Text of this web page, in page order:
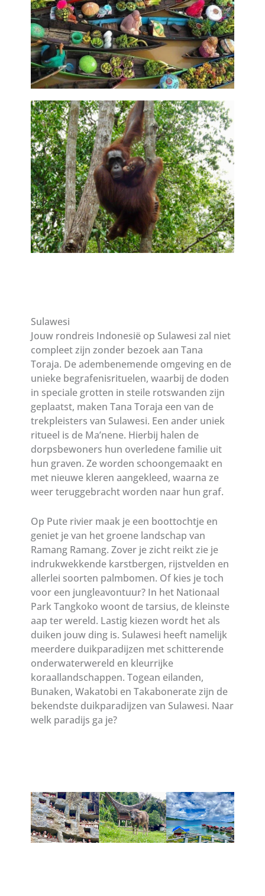
Sulawesi
Jouw rondreis Indonesië op Sulawesi zal niet
compleet zijn zonder bezoek aan Tana
Toraja. De adembenemende omgeving en de
unieke begrafenisrituelen, waarbij de doden
in speciale grotten in steile rotswanden zijn
geplaatst, maken Tana Toraja een van de
trekpleisters van Sulawesi. Een ander uniek
ritueel is de Ma’nene. Hierbij halen de
dorpsbewoners hun overledene familie uit
hun graven. Ze worden schoongemaakt en
met nieuwe kleren aangekleed, waarna ze
weer teruggebracht worden naar hun graf.
Op Pute rivier maak je een boottochtje en
geniet je van het groene landschap van
Ramang Ramang. Zover je zicht reikt zie je
indrukwekkende karstbergen, rijstvelden en
allerlei soorten palmbomen. Of kies je toch
voor een jungleavontuur? In het Nationaal
Park Tangkoko woont de tarsius, de kleinste
aap ter wereld. Lastig kiezen wordt het als
duiken jouw ding is. Sulawesi heeft namelijk
meerdere duikparadijzen met schitterende
onderwaterwereld en kleurrijke
koraallandschappen. Togean eilanden,
Bunaken, Wakatobi en Takabonerate zijn de
bekendste duikparadijzen van Sulawesi. Naar
welk paradijs ga je?